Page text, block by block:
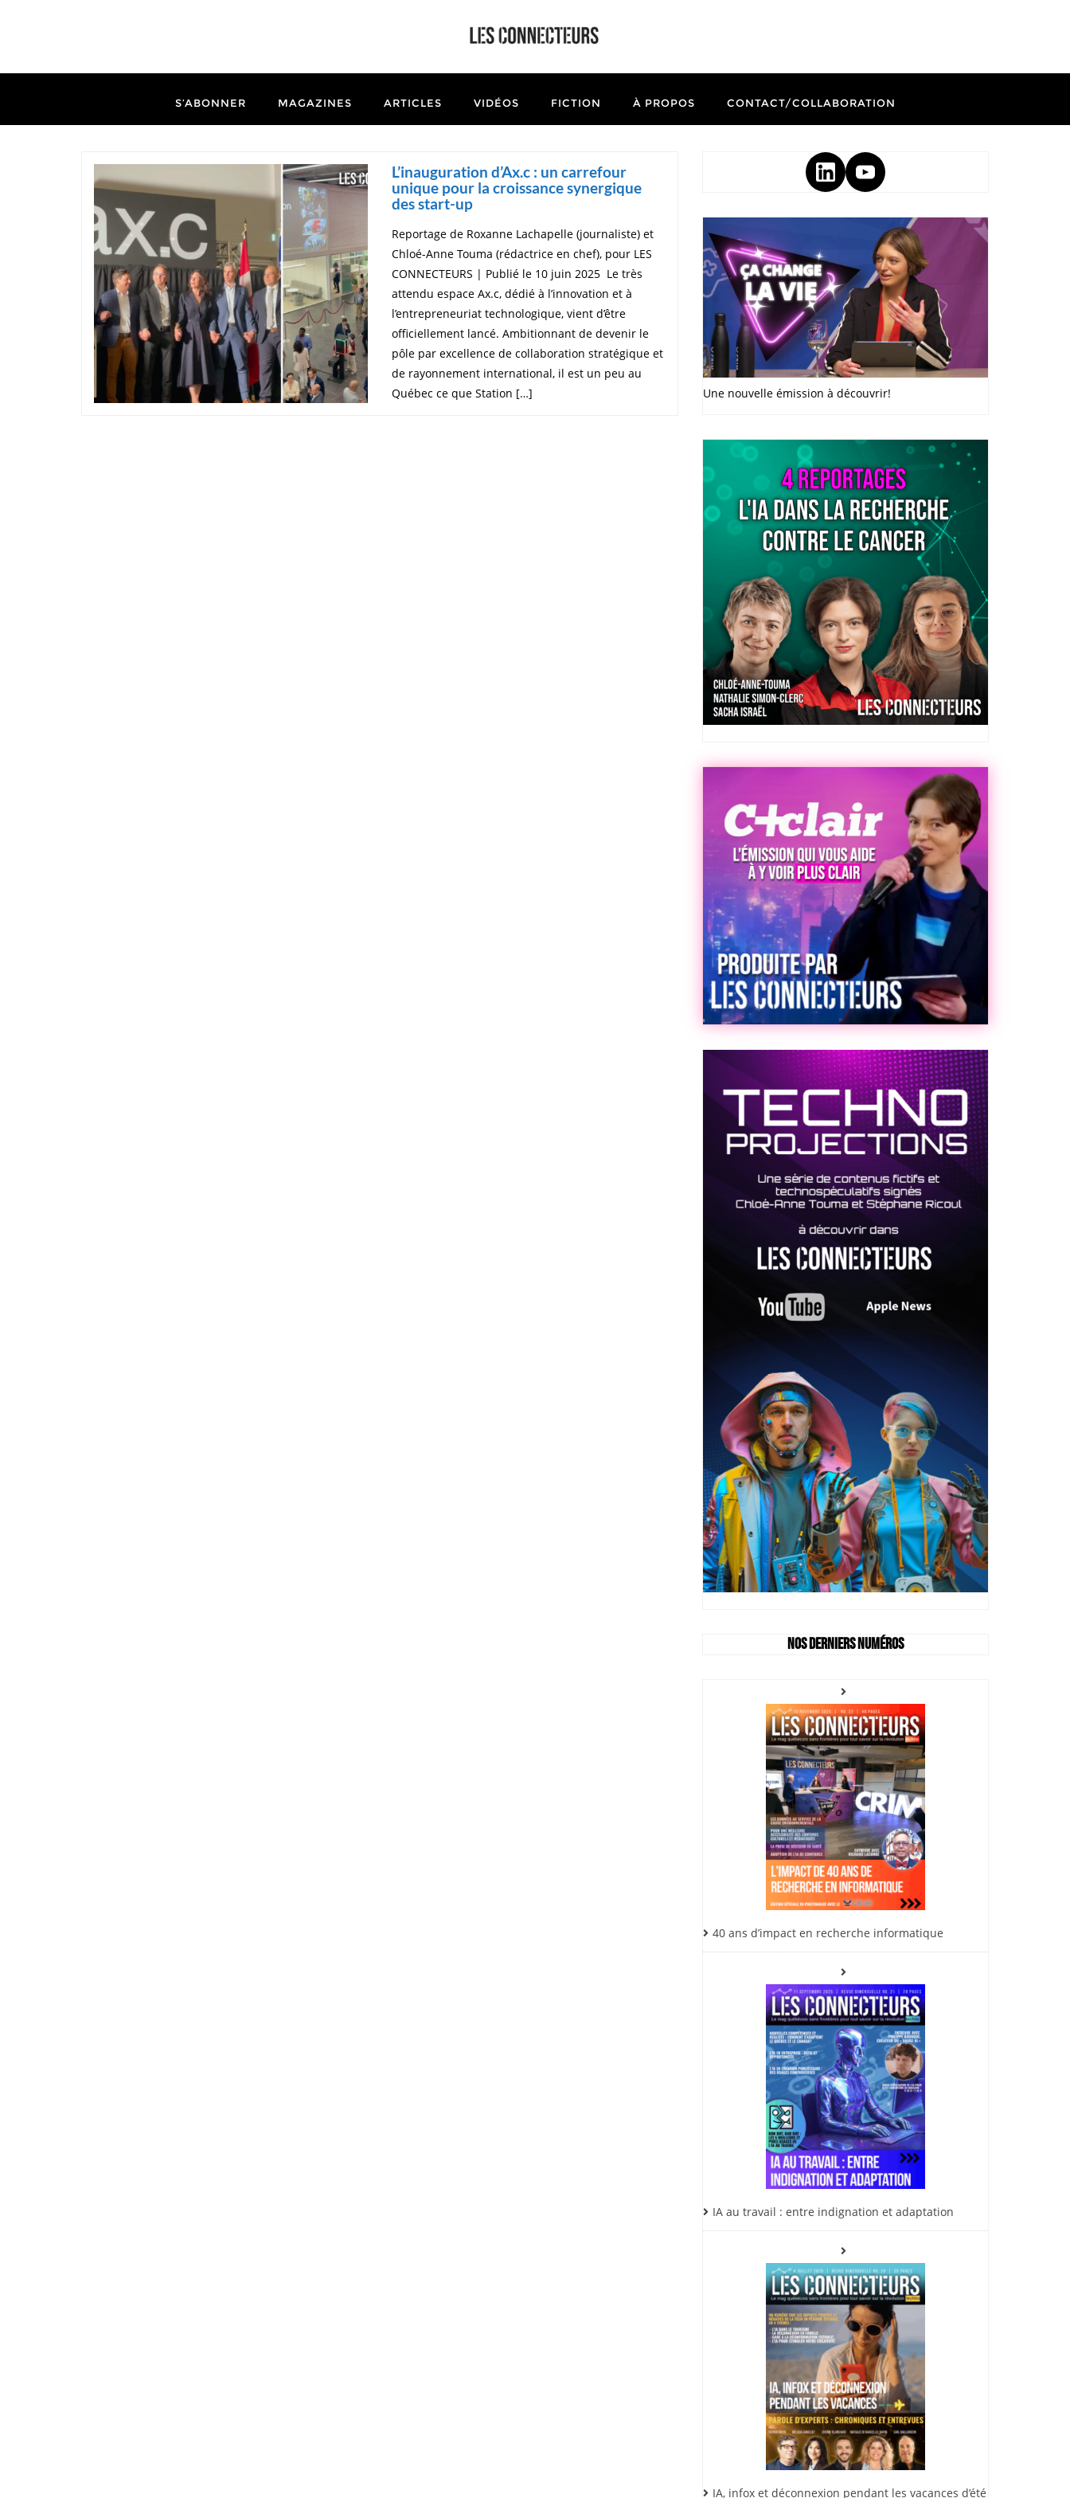
S’ABONNER MAGAZINES ARTICLES VIDÉOS FICTION À PROPOS CONTACT/COLLABORATION
L’inauguration d’Ax.c : un carrefour
unique pour la croissance synergique
des start-up
Reportage de Roxanne Lachapelle (journaliste) et
Chloé-Anne Touma (rédactrice en chef), pour LES
CONNECTEURS | Publié le 10 juin 2025 Le très
attendu espace Ax.c, dédié à l’innovation et à
l’entrepreneuriat technologique, vient d’être
officiellement lancé. Ambitionnant de devenir le
pôle par excellence de collaboration stratégique et
de rayonnement international, il est un peu au
Québec ce que Station […]
Une nouvelle émission à découvrir!
Nos derniers numéros
40 ans d’impact en recherche informatique
IA au travail : entre indignation et adaptation
IA, infox et déconnexion pendant les vacances d’été